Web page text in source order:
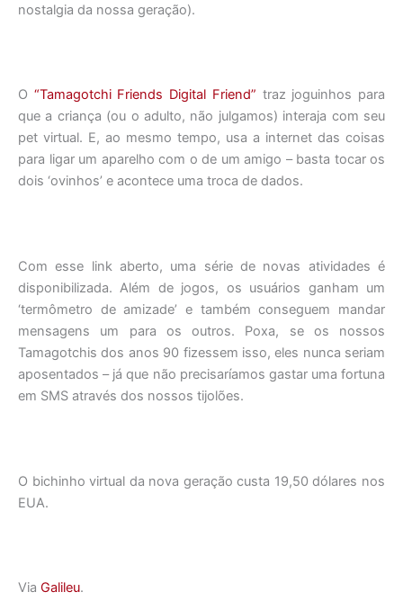
nostalgia da nossa geração).
O “Tamagotchi Friends Digital Friend” traz joguinhos para
que a criança (ou o adulto, não julgamos) interaja com seu
pet virtual. E, ao mesmo tempo, usa a internet das coisas
para ligar um aparelho com o de um amigo – basta tocar os
dois ‘ovinhos’ e acontece uma troca de dados.
Com esse link aberto, uma série de novas atividades é
disponibilizada. Além de jogos, os usuários ganham um
‘termômetro de amizade’ e também conseguem mandar
mensagens um para os outros. Poxa, se os nossos
Tamagotchis dos anos 90 fizessem isso, eles nunca seriam
aposentados – já que não precisaríamos gastar uma fortuna
em SMS através dos nossos tijolões.
O bichinho virtual da nova geração custa 19,50 dólares nos
EUA.
Via Galileu.